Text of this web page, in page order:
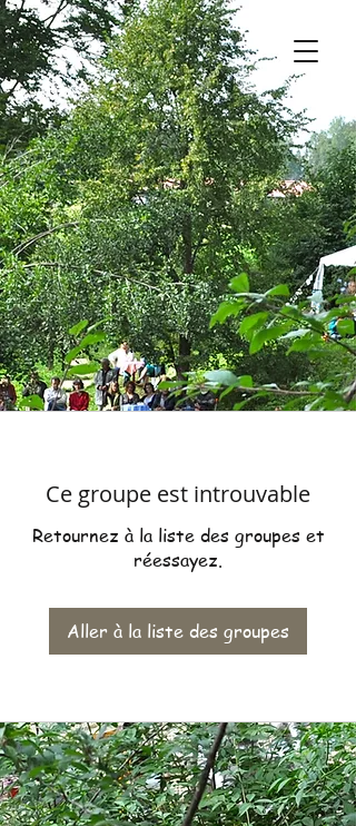
Ce groupe est introuvable
Retournez à la liste des groupes et
réessayez.
Aller à la liste des groupes